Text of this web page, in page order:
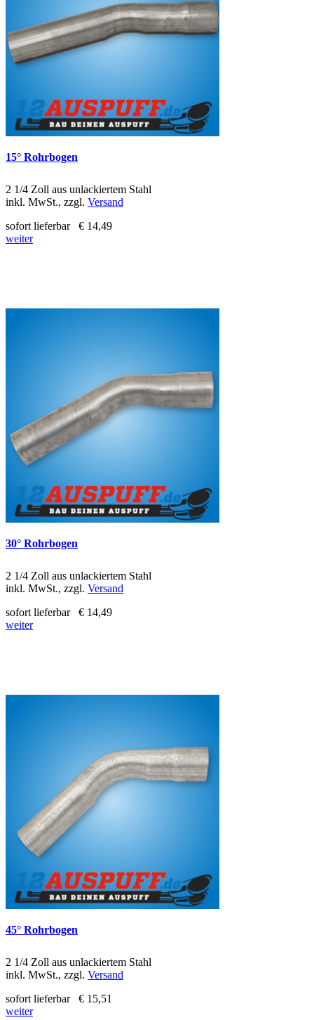
15° Rohrbogen
2 1/4 Zoll aus unlackiertem Stahl
inkl. MwSt., zzgl. Versand
sofort lieferbar
€ 14,49
weiter
30° Rohrbogen
2 1/4 Zoll aus unlackiertem Stahl
inkl. MwSt., zzgl. Versand
sofort lieferbar
€ 14,49
weiter
45° Rohrbogen
2 1/4 Zoll aus unlackiertem Stahl
inkl. MwSt., zzgl. Versand
sofort lieferbar
€ 15,51
weiter